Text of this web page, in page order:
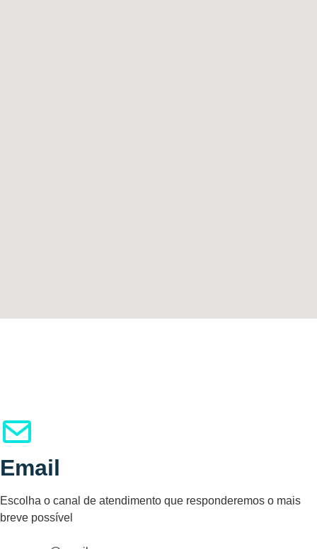
Email
Escolha o canal de atendimento que responderemos o mais
breve possível